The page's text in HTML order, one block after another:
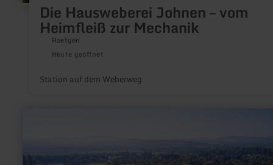
Die Hausweberei Johnen – vom
Heimfleiß zur Mechanik
Roetgen
Heute geöffnet
Station auf dem Weberweg